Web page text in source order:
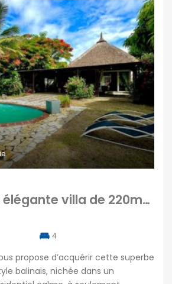
Vente d’une élégante villa de 220m2 de style balinaise avec piscine et grand jardin de 3400m2 à deux pas de la mer à Bain Boeuf
4
propose d’acquérir cette superbe
balinais, nichée dans un